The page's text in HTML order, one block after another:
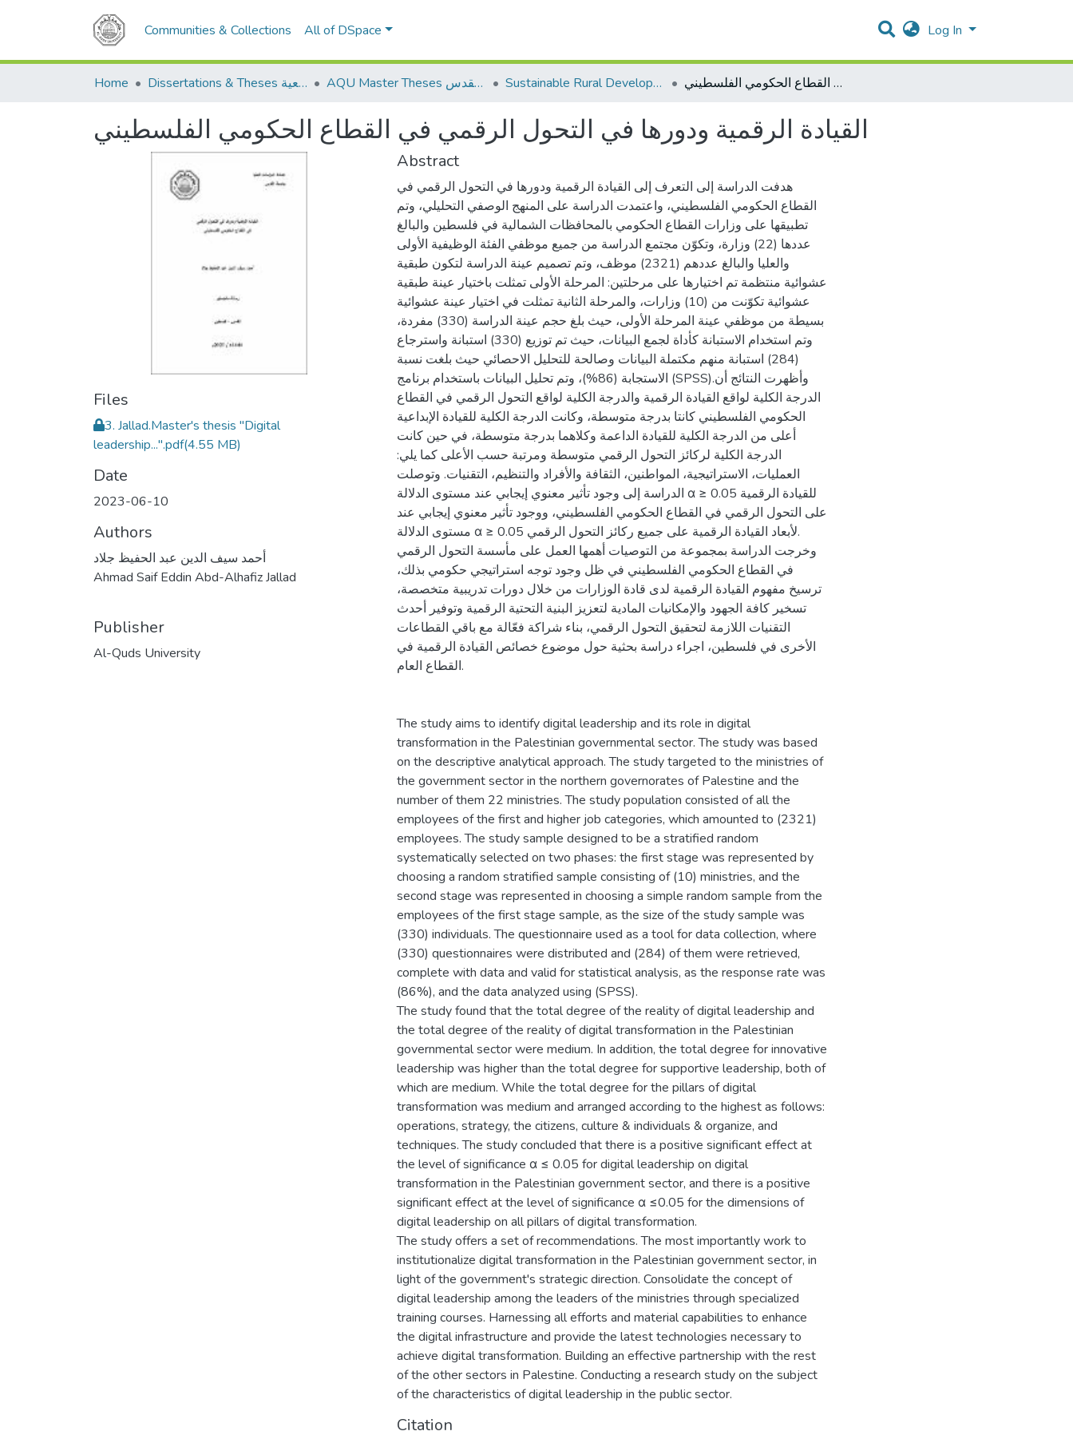
Communities & Collections All of DSpace Log In
Home Dissertations & Theses الرسائل الجامعية AQU Master Theses الرسائل الجامعية الخاصة بجامعة القدس Sustainable Rural Development التنمية الريفية المستدامة القيادة الرقمية ودورها في التحول الرقمي في القطاع الحكومي الفلسطيني
القيادة الرقمية ودورها في التحول الرقمي في القطاع الحكومي الفلسطيني
Files
3. Jallad.Master's thesis ''Digital
leadership...''.pdf(4.55 MB)
Date
2023-06-10
Authors
أحمد سيف الدين عبد الحفيظ جلاد
Ahmad Saif Eddin Abd-Alhafiz Jallad
Publisher
Al-Quds University
Abstract
هدفت الدراسة إلى التعرف إلى القيادة الرقمية ودورها في التحول الرقمي في
القطاع الحكومي الفلسطيني، واعتمدت الدراسة على المنهج الوصفي التحليلي، وتم
تطبيقها على وزارات القطاع الحكومي بالمحافظات الشمالية في فلسطين والبالغ
عددها (22) وزارة، وتكوّن مجتمع الدراسة من جميع موظفي الفئة الوظيفية الأولى
والعليا والبالغ عددهم (2321) موظف، وتم تصميم عينة الدراسة لتكون طبقية
عشوائية منتظمة تم اختيارها على مرحلتين: المرحلة الأولى تمثلت باختيار عينة طبقية
عشوائية تكوّنت من (10) وزارات، والمرحلة الثانية تمثلت في اختيار عينة عشوائية
بسيطة من موظفي عينة المرحلة الأولى، حيث بلغ حجم عينة الدراسة (330) مفردة،
وتم استخدام الاستبانة كأداة لجمع البيانات، حيث تم توزيع (330) استبانة واسترجاع
(284) استبانة منهم مكتملة البيانات وصالحة للتحليل الاحصائي حيث بلغت نسبة
الاستجابة (86%)، وتم تحليل البيانات باستخدام برنامج (SPSS).وأظهرت النتائج أن
الدرجة الكلية لواقع القيادة الرقمية والدرجة الكلية لواقع التحول الرقمي في القطاع
الحكومي الفلسطيني كانتا بدرجة متوسطة، وكانت الدرجة الكلية للقيادة الإبداعية
أعلى من الدرجة الكلية للقيادة الداعمة وكلاهما بدرجة متوسطة، في حين كانت
الدرجة الكلية لركائز التحول الرقمي متوسطة ومرتبة حسب الأعلى كما يلي:
العمليات، الاستراتيجية، المواطنين، الثقافة والأفراد والتنظيم، التقنيات. وتوصلت
الدراسة إلى وجود تأثير معنوي إيجابي عند مستوى الدلالة α ≥ 0.05 للقيادة الرقمية
على التحول الرقمي في القطاع الحكومي الفلسطيني، ووجود تأثير معنوي إيجابي عند
مستوى الدلالة α ≥ 0.05 لأبعاد القيادة الرقمية على جميع ركائز التحول الرقمي.
وخرجت الدراسة بمجموعة من التوصيات أهمها العمل على مأسسة التحول الرقمي
في القطاع الحكومي الفلسطيني في ظل وجود توجه استراتيجي حكومي بذلك،
ترسيخ مفهوم القيادة الرقمية لدى قادة الوزارات من خلال دورات تدريبية متخصصة،
تسخير كافة الجهود والإمكانيات المادية لتعزيز البنية التحتية الرقمية وتوفير أحدث
التقنيات اللازمة لتحقيق التحول الرقمي، بناء شراكة فعّالة مع باقي القطاعات
الأخرى في فلسطين، اجراء دراسة بحثية حول موضوع خصائص القيادة الرقمية في
القطاع العام.
The study aims to identify digital leadership and its role in digital
transformation in the Palestinian governmental sector. The study was based
on the descriptive analytical approach. The study targeted to the ministries of
the government sector in the northern governorates of Palestine and the
number of them 22 ministries. The study population consisted of all the
employees of the first and higher job categories, which amounted to (2321)
employees. The study sample designed to be a stratified random
systematically selected on two phases: the first stage was represented by
choosing a random stratified sample consisting of (10) ministries, and the
second stage was represented in choosing a simple random sample from the
employees of the first stage sample, as the size of the study sample was
(330) individuals. The questionnaire used as a tool for data collection, where
(330) questionnaires were distributed and (284) of them were retrieved,
complete with data and valid for statistical analysis, as the response rate was
(86%), and the data analyzed using (SPSS).
The study found that the total degree of the reality of digital leadership and
the total degree of the reality of digital transformation in the Palestinian
governmental sector were medium. In addition, the total degree for innovative
leadership was higher than the total degree for supportive leadership, both of
which are medium. While the total degree for the pillars of digital
transformation was medium and arranged according to the highest as follows:
operations, strategy, the citizens, culture & individuals & organize, and
techniques. The study concluded that there is a positive significant effect at
the level of significance α ≤ 0.05 for digital leadership on digital
transformation in the Palestinian government sector, and there is a positive
significant effect at the level of significance α ≤0.05 for the dimensions of
digital leadership on all pillars of digital transformation.
The study offers a set of recommendations. The most importantly work to
institutionalize digital transformation in the Palestinian government sector, in
light of the government's strategic direction. Consolidate the concept of
digital leadership among the leaders of the ministries through specialized
training courses. Harnessing all efforts and material capabilities to enhance
the digital infrastructure and provide the latest technologies necessary to
achieve digital transformation. Building an effective partnership with the rest
of the other sectors in Palestine. Conducting a research study on the subject
of the characteristics of digital leadership in the public sector.
Citation